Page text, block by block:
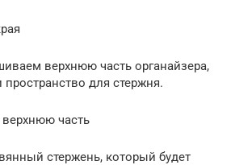
верхнюю часть органайзера,
пространство для стержня.
часть
стержень, который будет